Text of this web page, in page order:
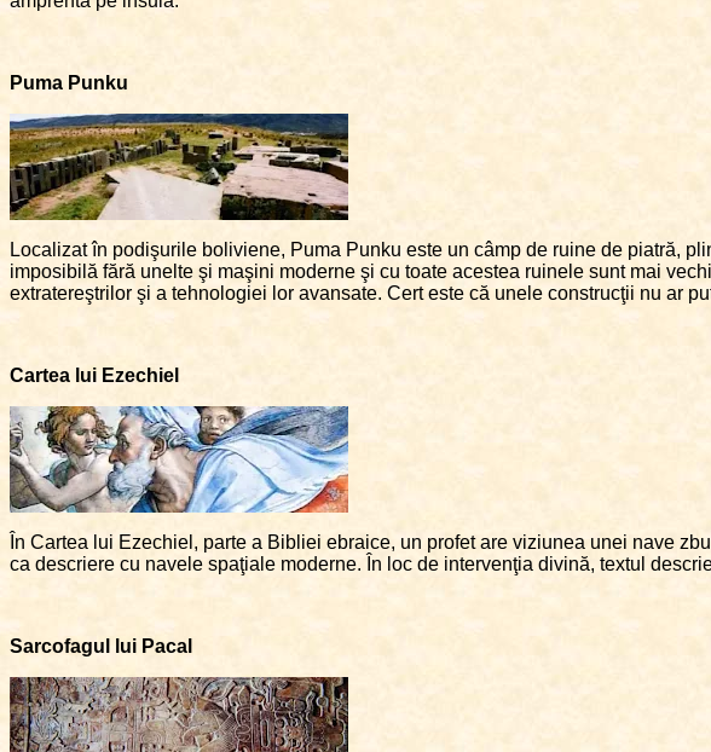
Puma Punku
Localizat în podişurile boliviene, Puma Punku este un câmp de ruine de piatră,
imposibilă fără unelte şi maşini moderne şi cu toate acestea ruinele sunt mai
extratereştrilor şi a tehnologiei lor avansate. Cert este că unele construcţii nu ar
Cartea lui Ezechiel
În Cartea lui Ezechiel, parte a Bibliei ebraice, un profet are viziunea unei nave
ca descriere cu navele spaţiale moderne. În loc de intervenţia divină, textul
Sarcofagul lui Pacal